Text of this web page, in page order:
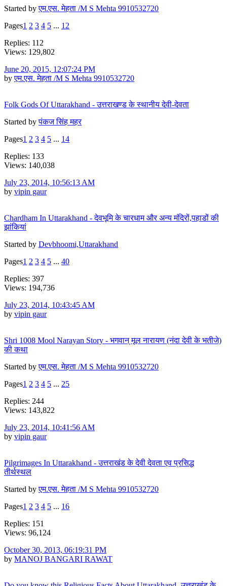
Started byएम.एस. मेहता /M S Mehta 9910532720
Pages1 2 3 4 5 ... 12
Replies: 112
Views: 129,802
June 20, 2015, 12:07:24 PM
byएम.एस. मेहता /M S Mehta 9910532720
Folk Gods Of Uttarakhand - उत्तराखण्ड के स्थानीय देवी-देवता
Started byपंकज सिंह महर
Pages1 2 3 4 5 ... 14
Replies: 133
Views: 140,038
July 23, 2014, 10:56:13 AM
by vipin gaur
Chardham In Uttarakhand - देवभूमि के चारधाम और अन्य मंदिरों,पहाडों की
झांकियां
Started by Devbhoomi,Uttarakhand
Pages1 2 3 4 5 ... 40
Replies: 397
Views: 194,736
July 23, 2014, 10:43:45 AM
by vipin gaur
Shri 1008 Mool Narayan Story - भगवान् मूल नारायण (नंदा देवी के भतीजे)
की कथा
Started byएम.एस. मेहता /M S Mehta 9910532720
Pages1 2 3 4 5 ... 25
Replies: 244
Views: 143,822
July 23, 2014, 10:41:56 AM
by vipin gaur
Pilgrimages In Uttarakhand - उत्तराखंड के देवी देवता एव प्रसिद्ध
तीर्थस्थल
Started byएम.एस. मेहता /M S Mehta 9910532720
Pages1 2 3 4 5 ... 16
Replies: 151
Views: 96,124
October 30, 2013, 06:19:31 PM
by MANOJ BANGARI RAWAT